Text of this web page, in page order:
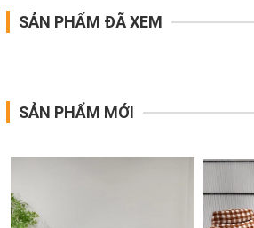
SẢN PHẨM ĐÃ XEM
SẢN PHẨM MỚI